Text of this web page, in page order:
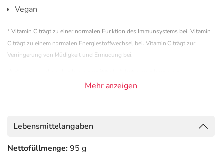
Vegan
* Vitamin C trägt zu einer normalen Funktion des Immunsystems bei. Vitamin
C trägt zu einem normalen Energiestoffwechsel bei. Vitamin C trägt zur
Verringerung von Müdigkeit und Ermüdung bei.
Allergene) sind bei den Lebensmittelangaben als pdf
Mehr anzeigen
Lebensmittelangaben
Nettofüllmenge:95 g